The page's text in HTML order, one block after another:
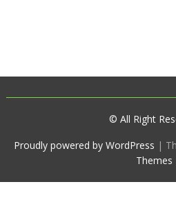
© All Right
Proudly powered by WordPress |
Themes